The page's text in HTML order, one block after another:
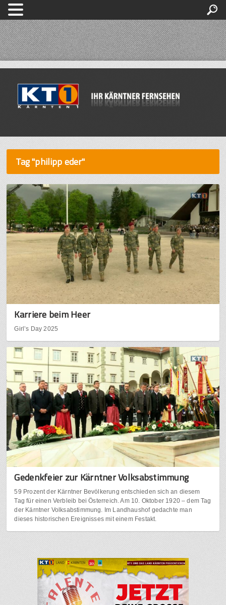
Tag "philipp eder"
Karriere beim Heer
Girl’s Day 2025
Gedenkfeier zur Kärntner Volksabstimmung
59 Prozent der Kärntner Bevölkerung entschieden sich an diesem
Tag für einen Verbleib bei Österreich. Am 10. Oktober 1920 – dem Tag
der Kärntner Volksabstimmung. Im Landhaushof gedachte man
dieses historischen Ereignisses mit einem Festakt.